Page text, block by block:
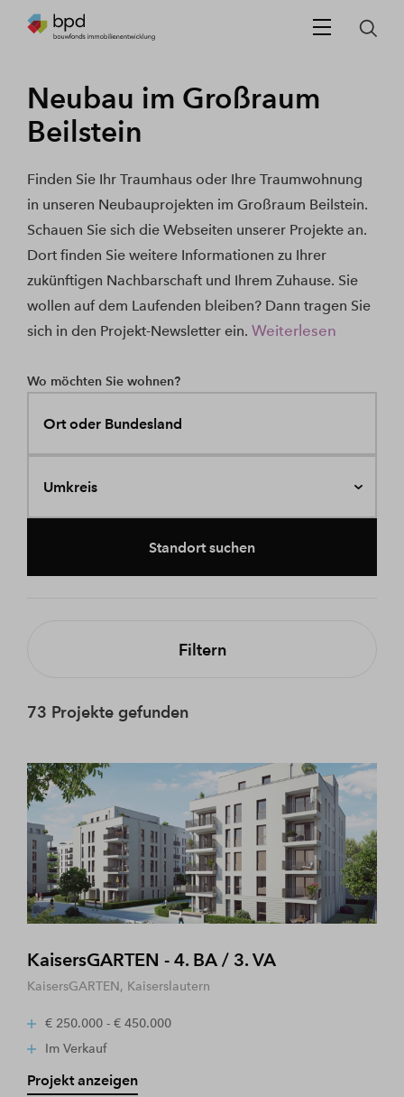
Neubau im Großraum
Beilstein
Finden Sie Ihr Traumhaus oder Ihre Traumwohnung
in unseren Neubauprojekten im Großraum Beilstein.
Schauen Sie sich die Webseiten unserer Projekte an.
Dort finden Sie weitere Informationen zu Ihrer
zukünftigen Nachbarschaft und Ihrem Zuhause. Sie
wollen auf dem Laufenden bleiben? Dann tragen Sie
sich in den Projekt-Newsletter ein. Weiterlesen
Wo möchten Sie wohnen?
Ort oder Bundesland
Umkreis
Standort suchen
Filtern
73 Projekte gefunden
KaisersGARTEN - 4. BA / 3. VA
KaisersGARTEN, Kaiserslautern
€ 250.000 - € 450.000
Im Verkauf
Projekt anzeigen